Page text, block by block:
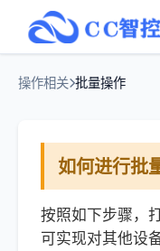
操作相关 批量操作
如何进行批
按照如下步骤，
可实现对其他设